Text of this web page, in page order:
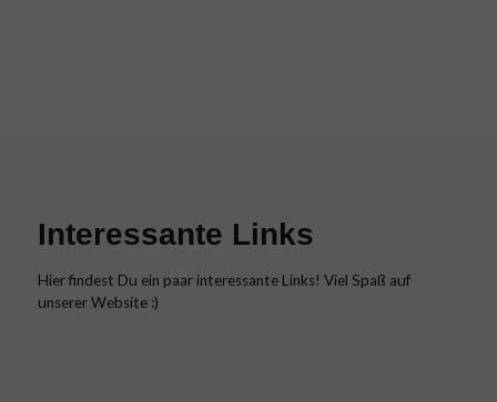
Interessante Links
Hier findest Du ein paar interessante Links! Viel Spaß auf
unserer Website :)